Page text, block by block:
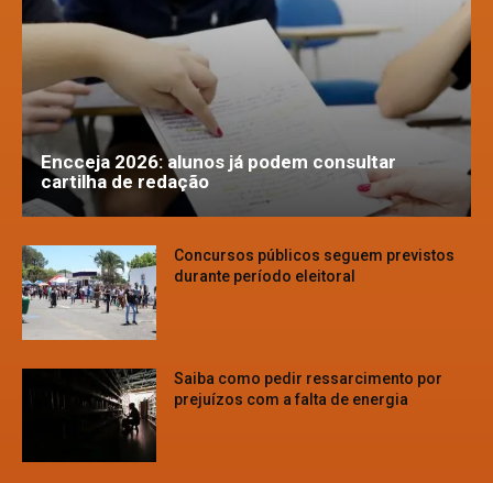
Encceja 2026: alunos já podem consultar
cartilha de redação
Concursos públicos seguem previstos
durante período eleitoral
Saiba como pedir ressarcimento por
prejuízos com a falta de energia